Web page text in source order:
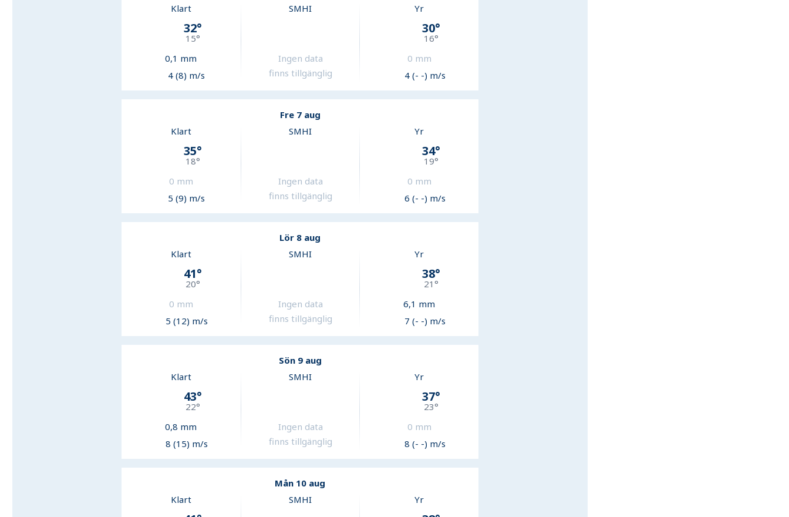
Klart
32°
15°
0,1 mm
4 (8) m/s
SMHI
Ingen data
finns tillgänglig
Yr
30°
16°
0 mm
4 (- -) m/s
Fre 7 aug
Klart
35°
18°
0 mm
5 (9) m/s
SMHI
Ingen data
finns tillgänglig
Yr
34°
19°
0 mm
6 (- -) m/s
Lör 8 aug
Klart
41°
20°
0 mm
5 (12) m/s
SMHI
Ingen data
finns tillgänglig
Yr
38°
21 °
6,1 mm
7 (- -) m/s
Sön 9 aug
Klart
43°
22°
0,8 mm
8 (15) m/s
SMHI
Ingen data
finns tillgänglig
Yr
37°
23°
0 mm
8 (- -) m/s
Mån 10 aug
Klart
SMHI Yr